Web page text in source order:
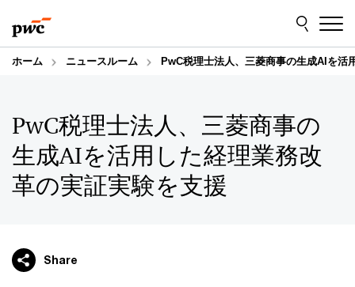
to
content
to
footer
ホーム ニュースルーム PwC税理士法人、三菱商事の生成AIを活
PwC税理士法人、三菱商事の
生成AIを活用した経理業務改
革の実証実験を支援
Share